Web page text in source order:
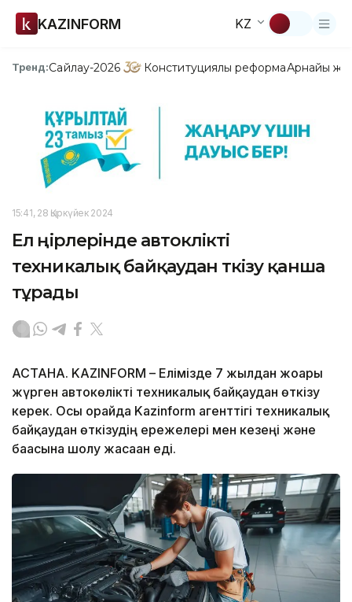
KAZINFORM KZ
Тренд:Сайлау-2026 Конституциялық реформаАрнайы
15:41, 28 Қыркүйек 2024
Ел өңірлерінде автокөлікті
техникалық байқаудан өткізу қанша
тұрады
АСТАНА. KAZINFORM – Елімізде 7 жылдан жоғары
жүрген автокөлікті техникалық байқаудан өткізу
керек. Осы орайда Kazinform агенттігі техникалық
байқаудан өткізудің ережелері мен кезеңі және
бағасына шолу жасаған еді.